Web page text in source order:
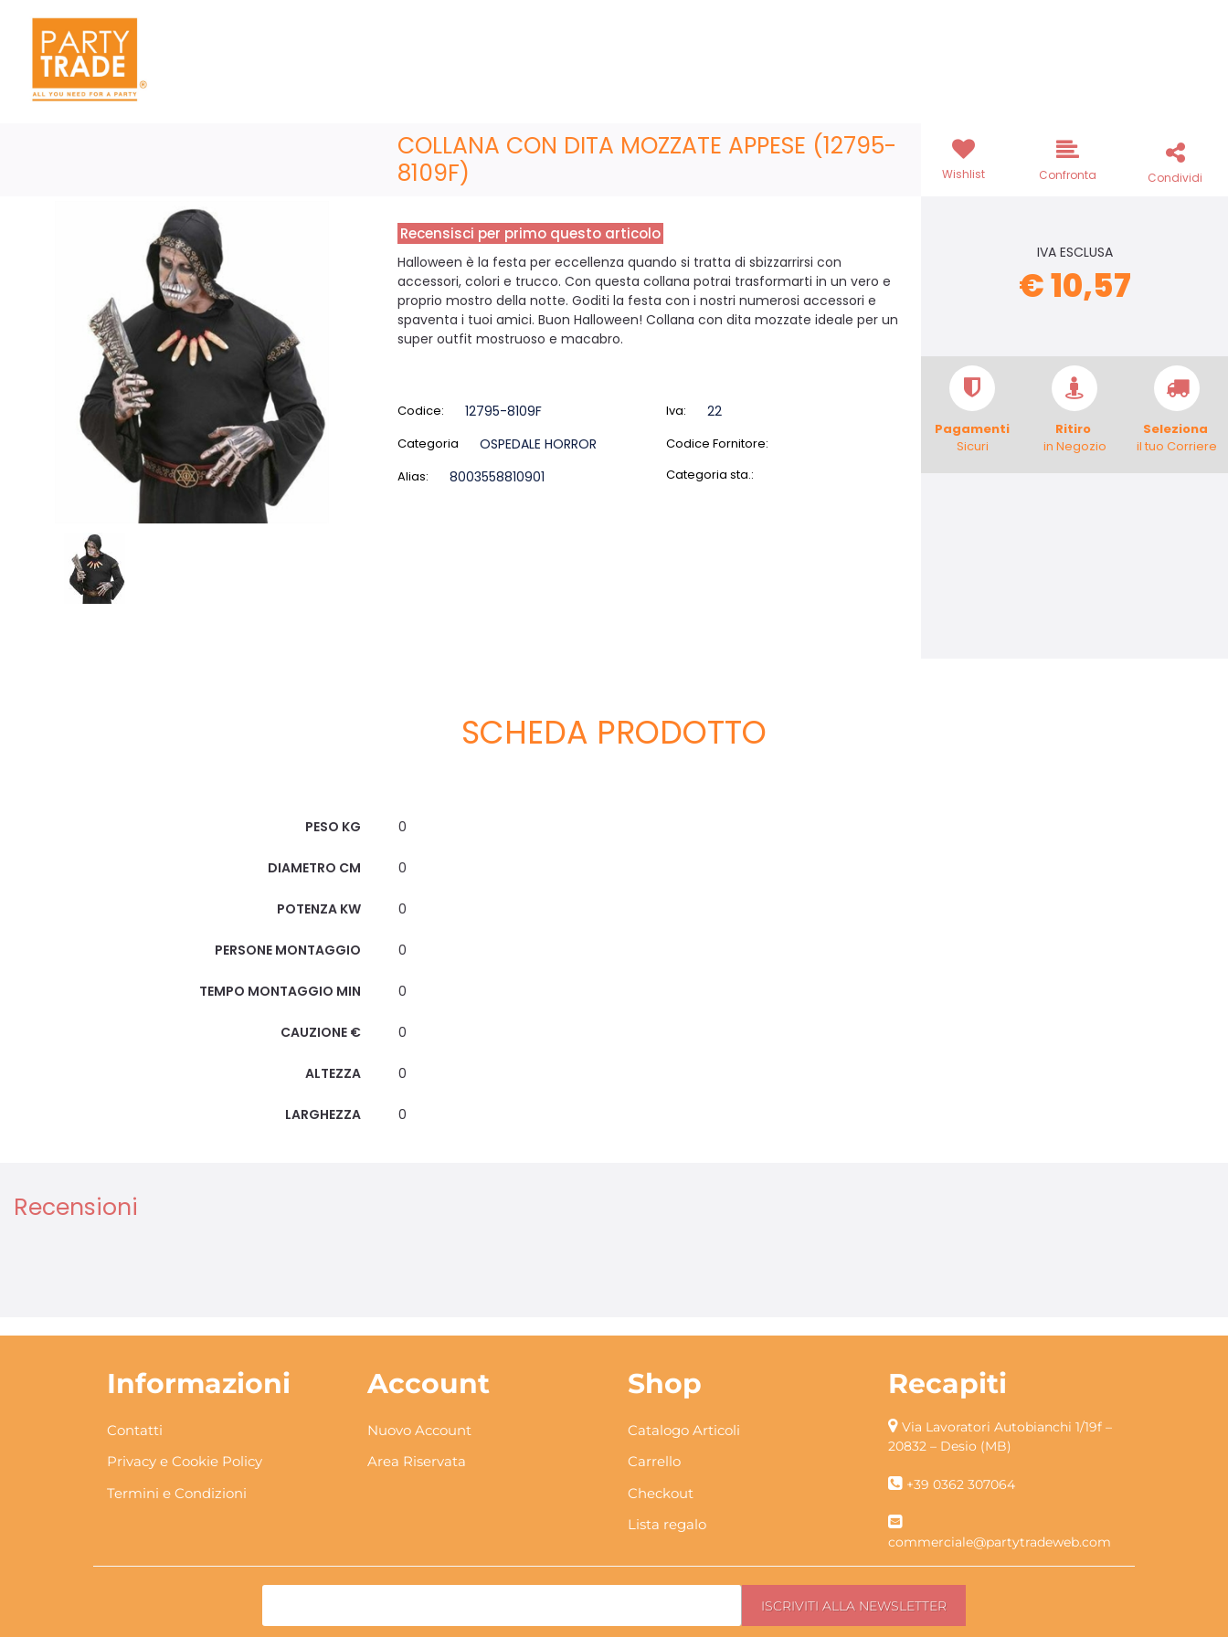
COLLANA CON DITA MOZZATE APPESE (12795-
8109F)
Recensisci per primo questo articolo
Halloween è la festa per eccellenza quando si tratta di sbizzarrirsi con
accessori, colori e trucco. Con questa collana potrai trasformarti in un vero e
proprio mostro della notte. Goditi la festa con i nostri numerosi accessori e
spaventa i tuoi amici. Buon Halloween! Collana con dita mozzate ideale per un
super outfit mostruoso e macabro.
Codice: 12795-8109F
Categoria OSPEDALE HORROR
Alias: 8003558810901
Iva: 22
Codice Fornitore:
Categoria sta.:
Wishlist Confronta Condividi
IVA ESCLUSA
€ 10,57
Pagamenti
Sicuri
Ritiro
in Negozio
Seleziona
il tuo Corriere
SCHEDA PRODOTTO
PESO KG 0
DIAMETRO CM 0
POTENZA KW 0
PERSONE MONTAGGIO 0
TEMPO MONTAGGIO MIN 0
CAUZIONE € 0
ALTEZZA 0
LARGHEZZA 0
Recensioni
Informazioni
Contatti
Privacy e Cookie Policy
Termini e Condizioni
Account
Nuovo Account
Area Riservata
Shop
Catalogo Articoli
Carrello
Checkout
Lista regalo
Recapiti
Via Lavoratori Autobianchi 1/19f –
20832 – Desio (MB)
+39 0362 307064
commerciale@partytradeweb.com